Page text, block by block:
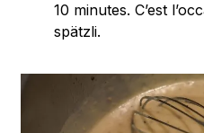
10 minutes. C’est
spätzli.